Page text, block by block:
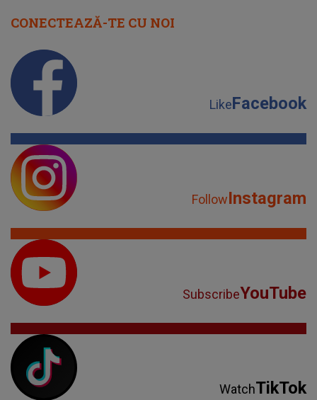
CONECTEAZĂ-TE CU NOI
LikeFacebook
FollowInstagram
SubscribeYouTube
WatchTikTok